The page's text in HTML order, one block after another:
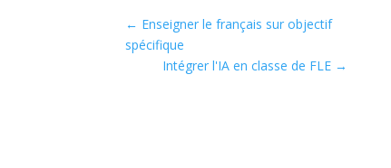
← Enseigner le français sur objectif
spécifique
Intégrer l'IA en classe de FLE →